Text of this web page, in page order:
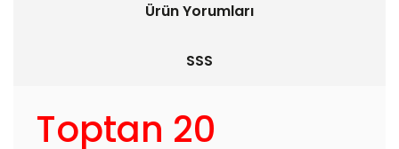
Ürün Yorumları
SSS
Toptan 20